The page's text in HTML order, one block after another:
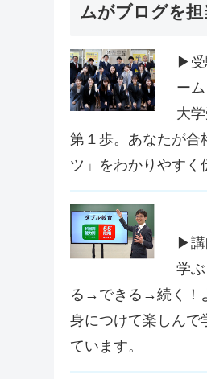
ムがブログを
▶受
ーム
大
第１歩。あなたが合
ツ」をわかりやすく
▶講
学
る→できる→続く！
身につけて楽しんで
ています。